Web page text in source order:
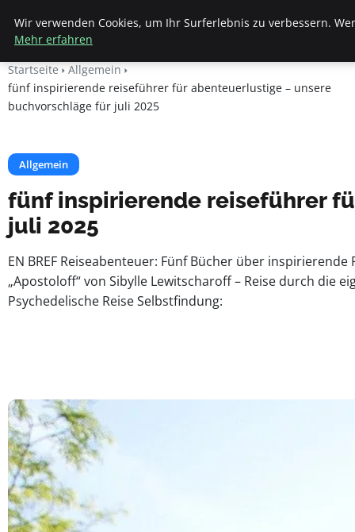
Beyond Surface
Startseite
Allgemein
fünf inspirierende reiseführer für abenteuerlustige – unsere
buchvorschläge für juli 2025
Allgemein
fünf inspirierende reiseführer
juli 2025
EN BREF Reiseabenteuer: Fünf Bücher über inspirierende
„Apostoloff“ von Sibylle Lewitscharoff – Reise durch die
Psychedelische Reise Selbstfindung:
Wir verwenden Cookies, um Ihr Surferlebnis zu verbessern.
Mehr erfahren